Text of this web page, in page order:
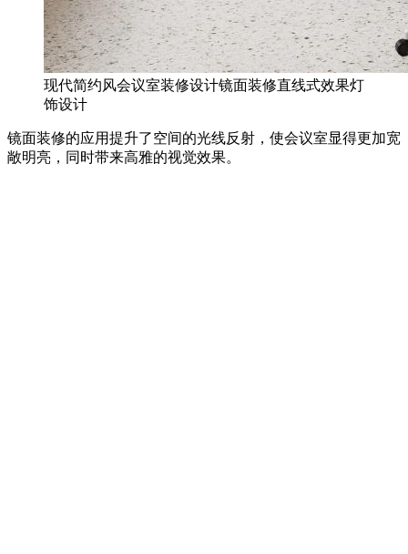
现代简约风会议室装修设计镜面装修直线式效果灯
饰设计
镜面装修的应用提升了空间的光线反射，使会议室显得更加宽
敞明亮，同时带来高雅的视觉效果。